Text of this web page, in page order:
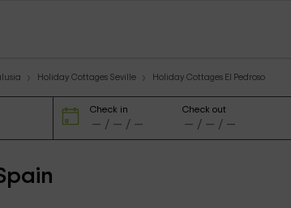
Holiday Cottages Seville Holiday Cottages El Pedroso
Check in Check out